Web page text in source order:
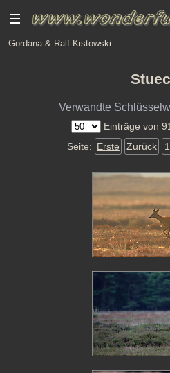
Gordana & Ralf Kistowski
Verwandte
Einträge von
Seite: Erste Zurück 1